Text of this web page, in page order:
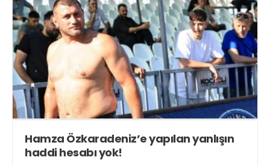
Hamza Özkaradeniz’e yapılan yanlışın
haddi hesabı yok!